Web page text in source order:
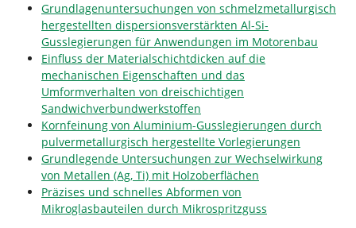
Grundlagenuntersuchungen von schmelzmetallurgisch
hergestellten dispersionsverstärkten Al-Si-
Gusslegierungen für Anwendungen im Motorenbau
Einfluss der Materialschichtdicken auf die
mechanischen Eigenschaften und das
Umformverhalten von dreischichtigen
Sandwichverbundwerkstoffen
Kornfeinung von Aluminium-Gusslegierungen durch
pulvermetallurgisch hergestellte Vorlegierungen
Grundlegende Untersuchungen zur Wechselwirkung
von Metallen (Ag, Ti) mit Holzoberflächen
Präzises und schnelles Abformen von
Mikroglasbauteilen durch Mikrospritzguss